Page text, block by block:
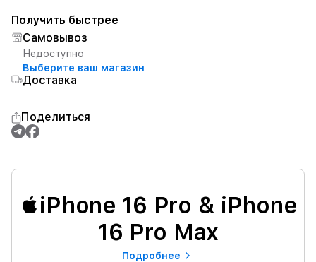
Получить быстрее
Самовывоз
Недоступно
Выберите ваш магазин
Доставка
Поделиться
iPhone 16 Pro & iPhone
16 Pro Max
Подробнее